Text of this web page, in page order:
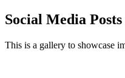
Social Media Posts
This is a gallery to showcase